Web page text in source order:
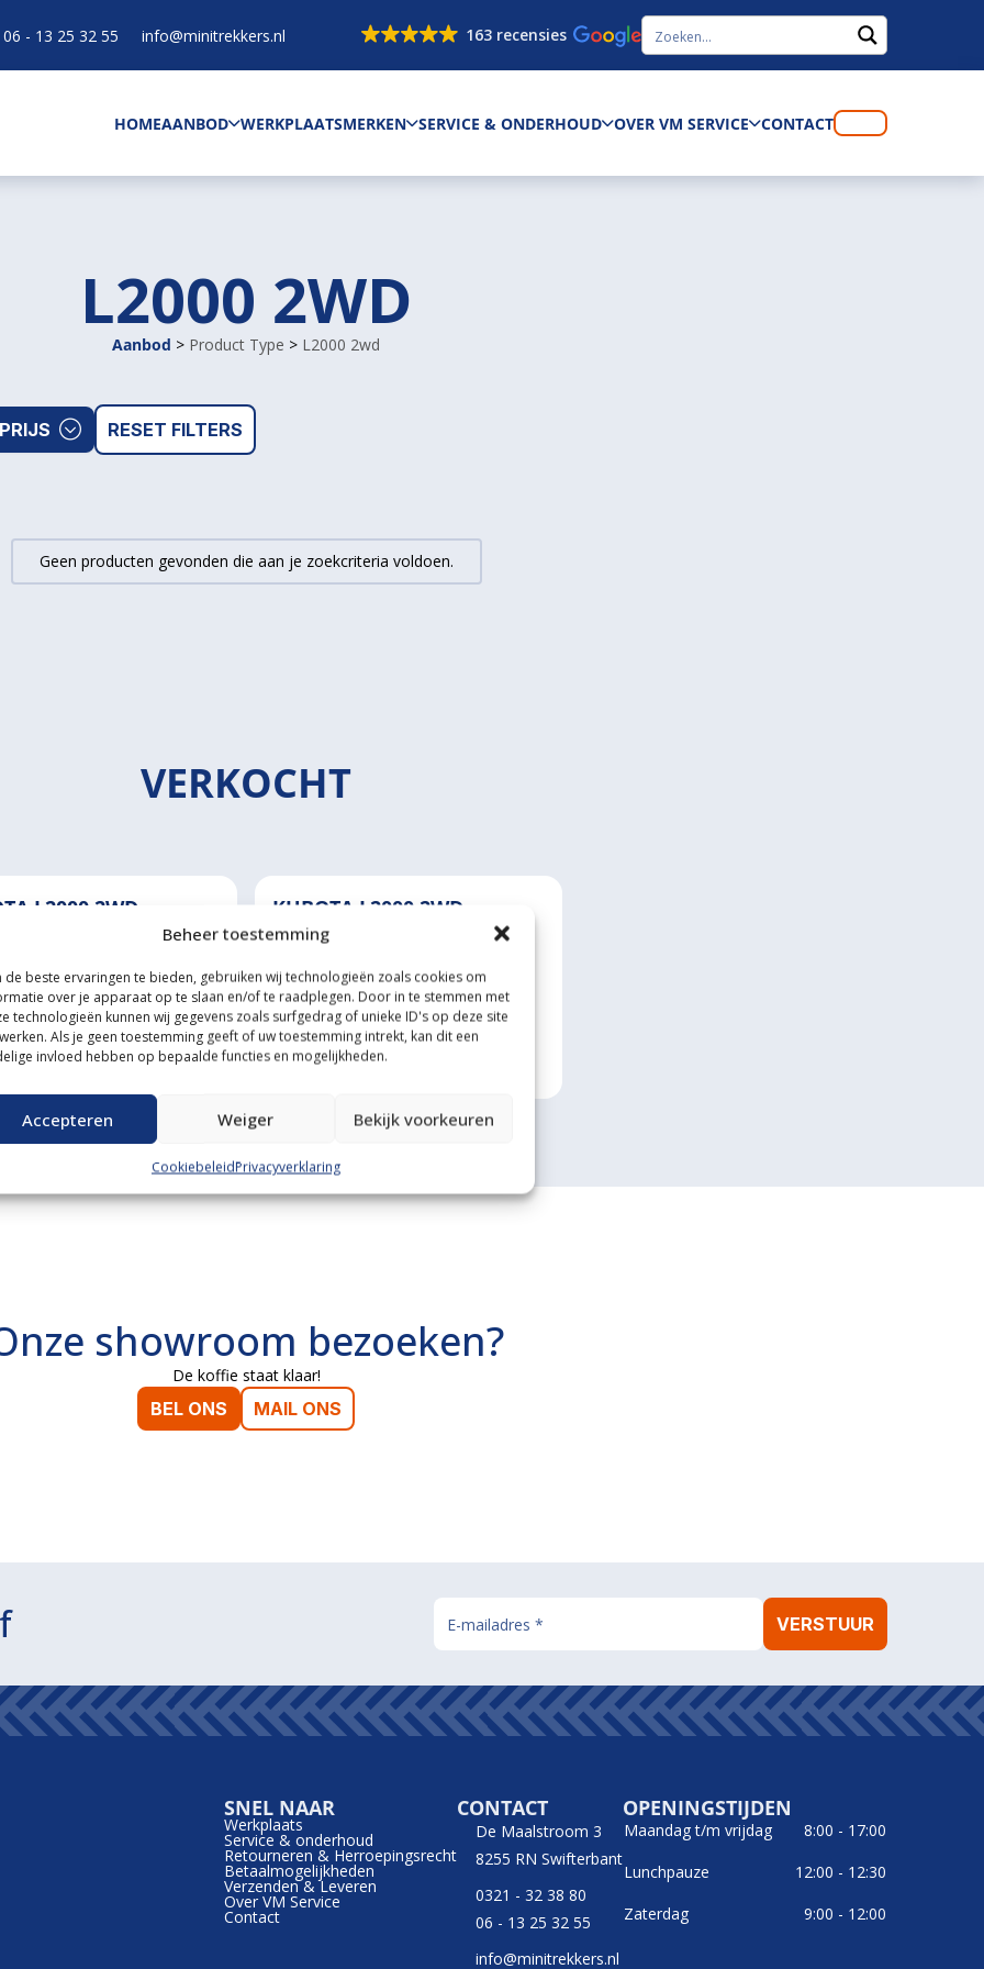
Beheer toestemming
de beste ervaringen te bieden, gebruiken wij technologieën zoals cookies om
over je apparaat op te slaan en/of te raadplegen. Door in te stemmen met
technologieën kunnen wij gegevens zoals surfgedrag of unieke ID's op deze site
Als je geen toestemming geeft of uw toestemming intrekt, kan dit een
invloed hebben op bepaalde functies en mogelijkheden.
Accepteren Weiger Bekijk voorkeuren
CookiebeleidPrivacyverklaring
06 - 13 25 32 55 info@minitrekkers.nl 163 recensies
HOMEAANBOD WERKPLAATSMERKEN SERVICE & ONDERHOUD OVER VM SERVICE CONTACT
L2000 2WD
Aanbod > Product Type > L2000 2wd
PRIJS RESET FILTERS
Geen producten gevonden die aan je zoekcriteria voldoen.
VERKOCHT
L2000 2WD
Langeslagmotor
2wd
24 Pk
0939
KUBOTA L2000 2WD
3 Cilinder Langeslagmotor
TypeL2000 2wd
Vermogen24 Pk
Draaiuren0948
Verkocht
showroom bezoeken?
De koffie staat klaar!
BEL ONS MAIL ONS
SNEL NAAR
Werkplaats
Service & onderhoud
Retourneren & Herroepingsrecht
Betaalmogelijkheden
Verzenden & Leveren
Over VM Service
Contact
CONTACT
De Maalstroom 3
8255 RN Swifterbant
0321 - 32 38 80
06 - 13 25 32 55
info@minitrekkers.nl
OPENINGSTIJDEN
Maandag t/m vrijdag
8:00 - 17:00
Lunchpauze
12:00 - 12:30
Zaterdag
9:00 - 12:00